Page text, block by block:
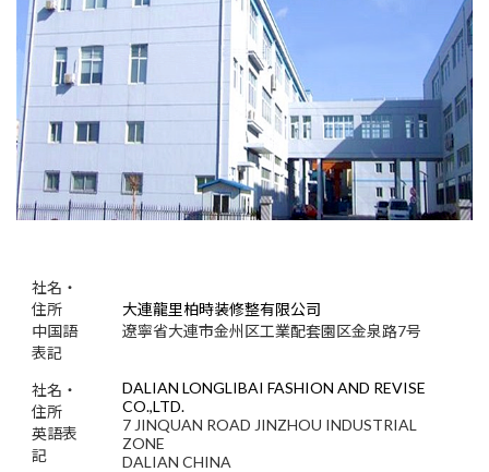
社名・
住所
中国語
表記
大連龍里柏時装修整有限公司
遼寧省大連市金州区工業配套園区金泉路7号
社名・
住所
英語表
記
DALIAN LONGLIBAI FASHION AND REVISE
CO.,LTD.
7 JINQUAN ROAD JINZHOU INDUSTRIAL
ZONE
DALIAN CHINA